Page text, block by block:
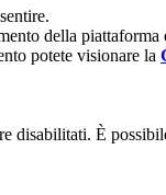
della
potete visionare la
disabilitati. È